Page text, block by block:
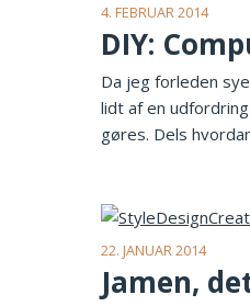
4. FEBRUAR 2014
DIY:
Da jeg forleden
lidt af en
gøres. Dels
22. JANUAR 2014
Jamen,